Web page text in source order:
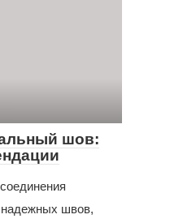
шов:
надежных швов,